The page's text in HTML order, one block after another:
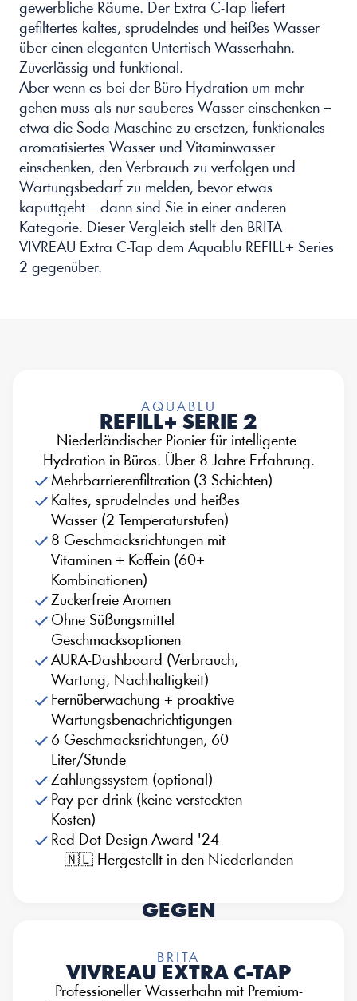
gewerbliche Räume. Der Extra C-Tap liefert
gefiltertes kaltes, sprudelndes und heißes Wasser
über einen eleganten Untertisch-Wasserhahn.
Zuverlässig und funktional.
Aber wenn es bei der Büro-Hydration um mehr
gehen muss als nur sauberes Wasser einschenken –
etwa die Soda-Maschine zu ersetzen, funktionales
aromatisiertes Wasser und Vitaminwasser
einschenken, den Verbrauch zu verfolgen und
Wartungsbedarf zu melden, bevor etwas
kaputtgeht – dann sind Sie in einer anderen
Kategorie. Dieser Vergleich stellt den BRITA
VIVREAU Extra C-Tap dem Aquablu REFILL+ Series
2 gegenüber.
AQUABLU
REFILL+ SERIE 2
Niederländischer Pionier für intelligente
Hydration in Büros. Über 8 Jahre Erfahrung.
Mehrbarrierenfiltration (3 Schichten)
Kaltes, sprudelndes und heißes
Wasser (2 Temperaturstufen)
8 Geschmacksrichtungen mit
Vitaminen + Koffein (60+
Kombinationen)
Zuckerfreie Aromen
Ohne Süßungsmittel
Geschmacksoptionen
AURA-Dashboard (Verbrauch,
Wartung, Nachhaltigkeit)
Fernüberwachung + proaktive
Wartungsbenachrichtigungen
6 Geschmacksrichtungen, 60
Liter/Stunde
Zahlungssystem (optional)
Pay-per-drink (keine versteckten
Kosten)
Red Dot Design Award '24
🇳🇱 Hergestellt in den Niederlanden
GEGEN
BRITA
VIVREAU EXTRA C-TAP
Professioneller Wasserhahn mit Premium-